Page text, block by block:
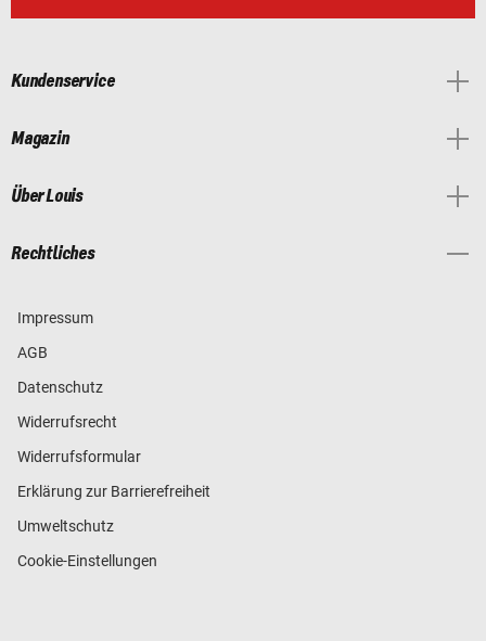
Kundenservice
Magazin
Über Louis
Rechtliches
Impressum
AGB
Datenschutz
Widerrufsrecht
Widerrufsformular
Erklärung zur Barrierefreiheit
Umweltschutz
Cookie-Einstellungen